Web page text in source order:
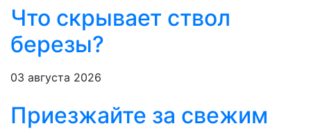
Что скрывает ствол
березы?
03 августа 2026
Приезжайте за свежим